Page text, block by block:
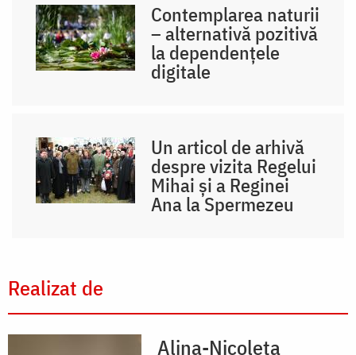
Contemplarea naturii
– alternativă pozitivă
la dependențele
digitale
Un articol de arhivă
despre vizita Regelui
Mihai și a Reginei
Ana la Spermezeu
Realizat de
Alina-Nicoleta